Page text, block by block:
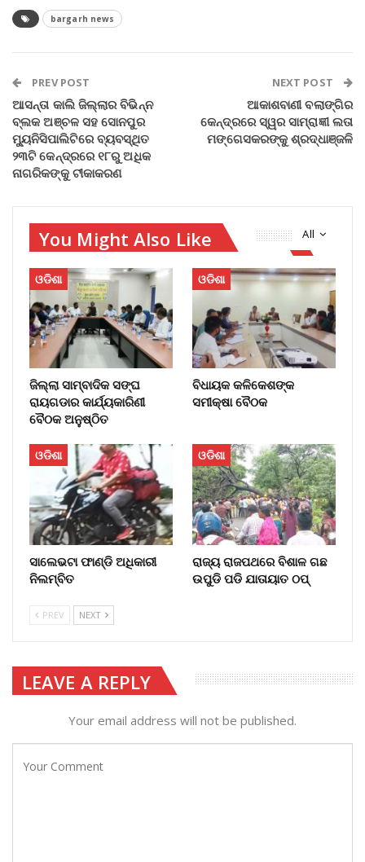
bargarh news
PREV POST
ଆସନ୍ତା କାଲି ଜିଲ୍ଲାର ବିଭିନ୍ନ
ବ୍ଲକ ଅଞ୍ଚଳ ସହ ସୋନପୁର
ମ୍ୟୁନିସିପାଲିଟିରେ ବ୍ୟବସ୍ଥିତ
୨୩ଟି କେନ୍ଦ୍ରରେ ୧୮ରୁ ଅଧିକ
ନାଗରିକଙ୍କୁ ଟୀକାକରଣ
NEXT POST
ଆକାଶବାଣୀ ବଲାଙ୍ଗିର
କେନ୍ଦ୍ରରେ ସ୍ୱର ସାମ୍ରାଜ୍ଞୀ ଲତା
ମଙ୍ଗେସକରଙ୍କୁ ଶ୍ରଦ୍ଧାଞ୍ଜଳି
All
You Might Also Like
ଓଡିଶା
ଜିଲ୍ଲା ସାମ୍ବାଦିକ ସଙ୍ଘ
ରାୟଗଡାର କାର୍ଯ୍ୟକାରିଣୀ
ବୈଠକ ଅନୁଷ୍ଠିତ
ଓଡିଶା
ବିଧାୟକ କଳିକେଶଙ୍କ
ସମୀକ୍ଷା ବୈଠକ
ଓଡିଶା
ସାଲେଭଟା ଫାଣ୍ଡି ଅଧିକାରୀ
ନିଲମ୍ବିତ
ଓଡିଶା
ରାଜ୍ୟ ରାଜପଥରେ ବିଶାଳ ଗଛ
ଉପୁଡି ପଡି ଯାତାୟାତ ଠପ୍‌
PREV NEXT
LEAVE A REPLY
Your email address will not be published.